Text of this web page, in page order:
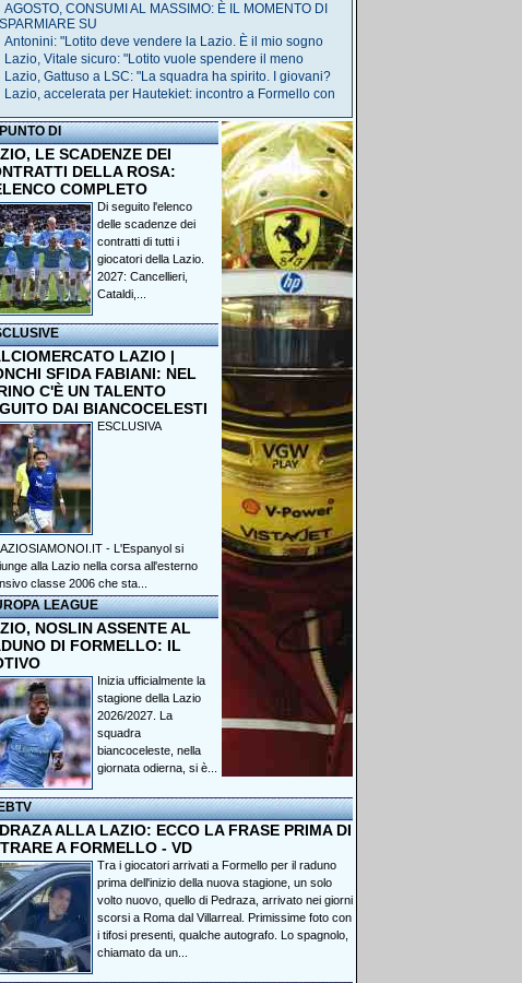
AGOSTO, CONSUMI AL MASSIMO: È IL MOMENTO DI
SU
Antonini: "Lotito deve vendere la Lazio. È il mio sogno
Lazio, Vitale sicuro: "Lotito vuole spendere il meno
Lazio, Gattuso a LSC: "La squadra ha spirito. I giovani?
Lazio, accelerata per Hautekiet: incontro a Formello con
DI
LE SCADENZE DEI
DELLA ROSA:
COMPLETO
Di seguito l'elenco
delle scadenze dei
contratti di tutti i
giocatori della Lazio.
2027: Cancellieri,
Cataldi,...
LAZIO |
SFIDA FABIANI: NEL
C'È UN TALENTO
DAI BIANCOCELESTI
ESCLUSIVA
- L'Espanyol si
alla Lazio nella corsa all'esterno
classe 2006 che sta...
LEAGUE
NOSLIN ASSENTE AL
DI FORMELLO: IL
Inizia ufficialmente la
stagione della Lazio
2026/2027. La
squadra
biancoceleste, nella
giornata odierna, si è...
ALLA LAZIO: ECCO LA FRASE PRIMA DI
A FORMELLO - VD
Tra i giocatori arrivati a Formello per il raduno
prima dell'inizio della nuova stagione, un solo
volto nuovo, quello di Pedraza, arrivato nei giorni
scorsi a Roma dal Villarreal. Primissime foto con
i tifosi presenti, qualche autografo. Lo spagnolo,
chiamato da un...